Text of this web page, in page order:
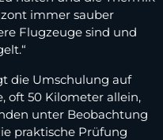
immer sauber
Flugzeuge sind und
die Umschulung auf
oft 50 Kilometer allein,
unter Beobachtung
praktische Prüfung